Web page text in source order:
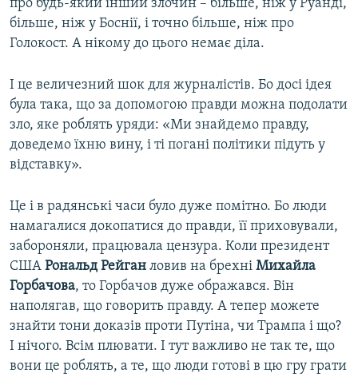
про будь-який інший злочин – більше, ніж у Руанді,
більше, ніж у Боснії, і точно більше, ніж про
Голокост. А нікому до цього немає діла.
І це величезний шок для журналістів. Бо досі ідея
була така, що за допомогою правди можна подолати
зло, яке роблять уряди: «Ми знайдемо правду,
доведемо їхню вину, і ті погані політики підуть у
відставку».
Це і в радянські часи було дуже помітно. Бо люди
намагалися докопатися до правди, її приховували,
забороняли, працювала цензура. Коли президент
США Рональд Рейган ловив на брехні Михайла
Горбачова, то Горбачов дуже ображався. Він
наполягав, що говорить правду. А тепер можете
знайти тони доказів проти Путіна, чи Трампа і що?
І нічого. Всім плювати. І тут важливо не так те, що
вони це роблять, а те, що люди готові в цю гру грати